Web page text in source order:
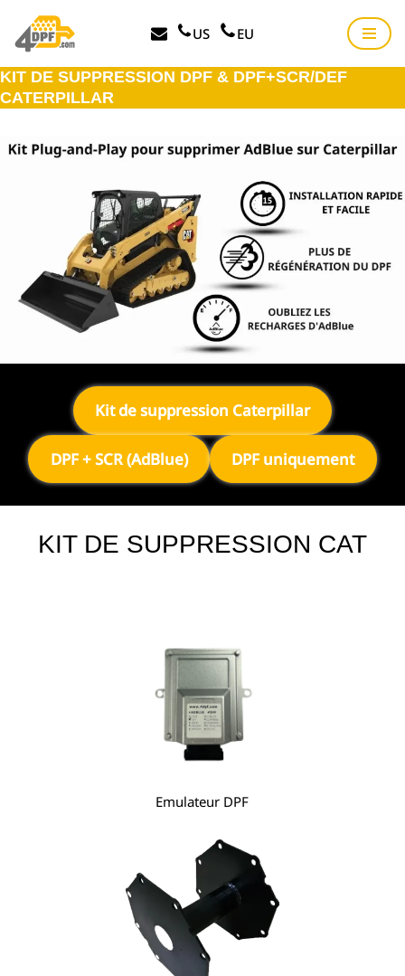
Aller
au
contenu
US EU
KIT DE SUPPRESSION DPF & DPF+SCR/DEF
CATERPILLAR
Kit de suppression Caterpillar
DPF + SCR (AdBlue) DPF uniquement
KIT DE SUPPRESSION CAT
Emulateur DPF